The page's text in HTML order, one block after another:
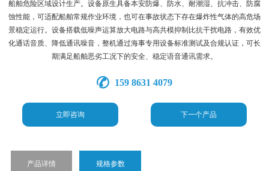
船舶危险区域设计生产。设备原生具备本安防爆、防水、耐潮湿、抗冲击、防腐
蚀性能，可适配船舶常规作业环境，也可在事故状态下存在爆炸性气体的高危场
景稳定运行。设备搭载低噪声运算放大电路与高共模抑制比抗干扰电路，有效优
化通话音质、降低通讯噪音，整机通过海事专用设备标准测试及合规认证，可长
期满足船舶恶劣工况下的安全、稳定语音通讯需求。
159 8631 4079
立即咨询 下一个产品
产品详情 规格参数